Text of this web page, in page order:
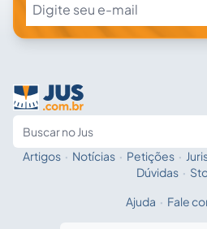
Fale com
Artigos · Notícias · Petições ·
Dúvidas ·
Ajuda · Fale